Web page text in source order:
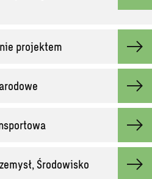
projektem
Środowisko